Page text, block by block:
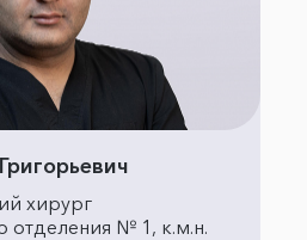
хирург
отделения № 1, к.м.н.